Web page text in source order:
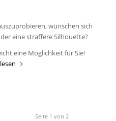
wünschen sich
eine straffere Silhouette?
eine Möglichkeit für Sie!
Seite 1 von 2